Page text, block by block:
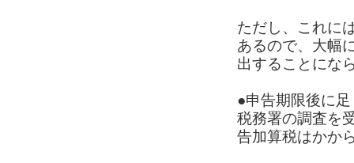
ただし、これに
あるので、大幅
出することにな
●申告期限後に
税務署の調査を
告加算税はかか